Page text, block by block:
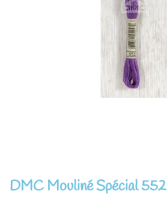
DMC Mouliné Spécial 552